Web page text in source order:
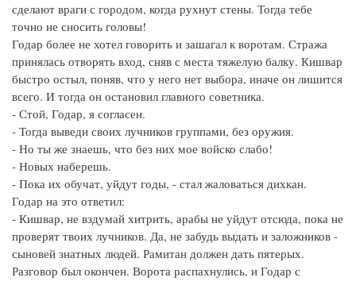
сделают враги с городом, когда рухнут стены. Тогда тебе
точно не сносить головы!
Годар более не хотел говорить и зашагал к воротам. Стража
принялась отворять вход, сняв с места тяжелую балку. Кишвар
быстро остыл, поняв, что у него нет выбора, иначе он лишится
всего. И тогда он остановил главного советника.
- Стой, Годар, я согласен.
- Тогда выведи своих лучников группами, без оружия.
- Но ты же знаешь, что без них мое войско слабо!
- Новых наберешь.
- Пока их обучат, уйдут годы, - стал жаловаться дихкан.
Годар на это ответил:
- Кишвар, не вздумай хитрить, арабы не уйдут отсюда, пока не
проверят твоих лучников. Да, не забудь выдать и заложников -
сыновей знатных людей. Рамитан должен дать пятерых.
Разговор был окончен. Ворота распахнулись, и Годар с